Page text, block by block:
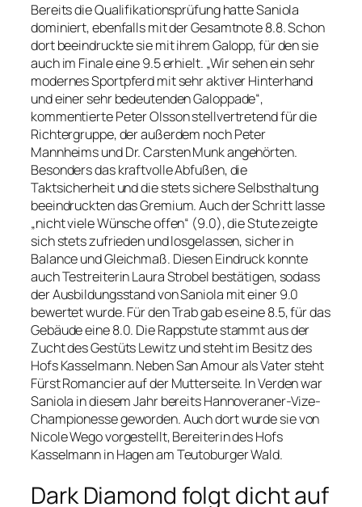
Bereits die Qualifikationsprüfung hatte Saniola
dominiert, ebenfalls mit der Gesamtnote 8.8. Schon
dort beeindruckte sie mit ihrem Galopp, für den sie
auch im Finale eine 9.5 erhielt. „Wir sehen ein sehr
modernes Sportpferd mit sehr aktiver Hinterhand
und einer sehr bedeutenden Galoppade“,
kommentierte Peter Olsson stellvertretend für die
Richtergruppe, der außerdem noch Peter
Mannheims und Dr. Carsten Munk angehörten.
Besonders das kraftvolle Abfußen, die
Taktsicherheit und die stets sichere Selbsthaltung
beeindruckten das Gremium. Auch der Schritt lasse
„nicht viele Wünsche offen“ (9.0), die Stute zeigte
sich stets zufrieden und losgelassen, sicher in
Balance und Gleichmaß. Diesen Eindruck konnte
auch Testreiterin Laura Strobel bestätigen, sodass
der Ausbildungsstand von Saniola mit einer 9.0
bewertet wurde. Für den Trab gab es eine 8.5, für das
Gebäude eine 8.0. Die Rappstute stammt aus der
Zucht des Gestüts Lewitz und steht im Besitz des
Hofs Kasselmann. Neben San Amour als Vater steht
Fürst Romancier auf der Mutterseite. In Verden war
Saniola in diesem Jahr bereits Hannoveraner-Vize-
Championesse geworden. Auch dort wurde sie von
Nicole Wego vorgestellt, Bereiterin des Hofs
Kasselmann in Hagen am Teutoburger Wald.
Dark Diamond folgt dicht auf